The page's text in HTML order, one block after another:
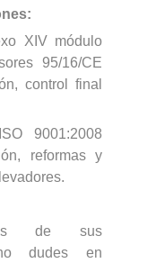
XIV módulo
95/16/CE
control final
9001:2008
reformas y
de sus
dudes en